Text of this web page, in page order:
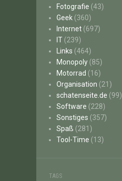
Fotografie (43)
Geek (360)
Internet (697)
IT (239)
Links (464)
Monopoly (85)
Motorrad (16)
Organisation (21)
schatenseite.de (99)
Software (228)
Sonstiges (357)
Spaß (281)
Tool-Time (13)
TAGS